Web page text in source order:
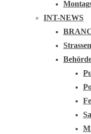
INT-NEWS